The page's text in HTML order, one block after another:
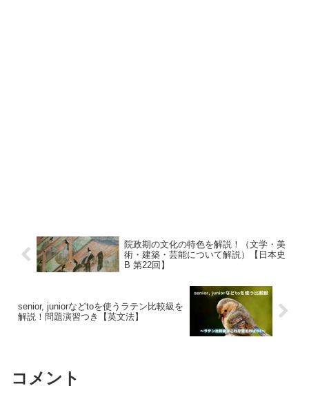
院政期の文化の特色を解説！（文学・美
術・建築・芸能について解説）【日本史
B 第22回】
senior, juniorなどtoを使うラテン比較級を
解説！問題演習つき【英文法】
コメント